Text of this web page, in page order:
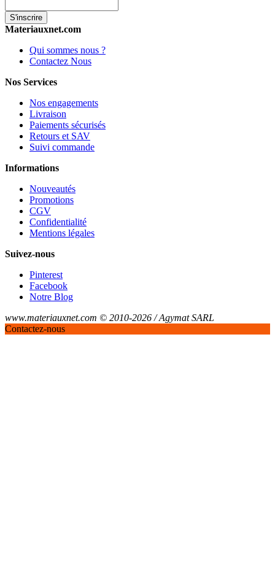
S'inscrire
Materiauxnet.com
Qui sommes nous ?
Contactez Nous
Nos Services
Nos engagements
Livraison
Paiements sécurisés
Retours et SAV
Suivi commande
Informations
Nouveautés
Promotions
CGV
Confidentialité
Mentions légales
Suivez-nous
Pinterest
Facebook
Notre Blog
www.materiauxnet.com © 2010-2026 / Agymat SARL
Contactez-nous